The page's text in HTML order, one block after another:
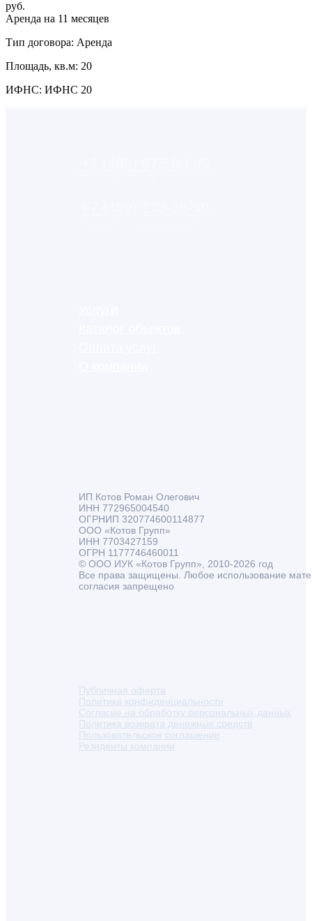
руб.
Аренда на 11 месяцев
Тип договора: Аренда
Площадь, кв.м: 20
ИФНС: ИФНС 20
ИП Котов Роман Олегович
ИНН 772965004540
ОГРНИП 320774600114877
ООО «Котов Групп»
ИНН 7703427159
ОГРН 1177746460011
© ООО ИУК «Котов Групп», 2010-2026 год
Все права защищены. Любое использование
согласия запрещено
Публичная оферта
Политика конфиденциальности
Согласие на обработку персональных данных
Политика возврата денежных средств
Пользовательское соглашение
Резиденты компании